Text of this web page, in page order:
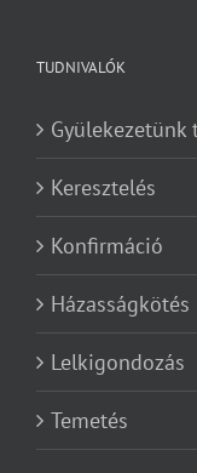
TUDNIVALÓK
Keresztelés
Konfirmáció
Házasságkötés
Lelkigondozás
Temetés